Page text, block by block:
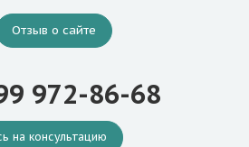
Отзыв о сайте
972-86-68
на консультацию